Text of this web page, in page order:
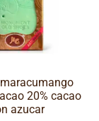
20% cacao
azucar